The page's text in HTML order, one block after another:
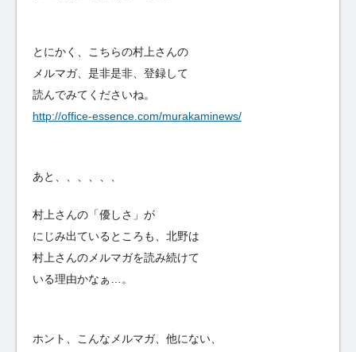
とにかく、こちらの村上さんの
メルマガ、是非是非、登録して
読んでみてくださいね。
http://office-essence.com/murakaminews/
あと、、、、、、
村上さんの「優しさ」が
にじみ出ているところも、北野は
村上さんのメルマガを読み続けて
いる理由かなぁ…。
ホント、こんなメルマガ、他にない、